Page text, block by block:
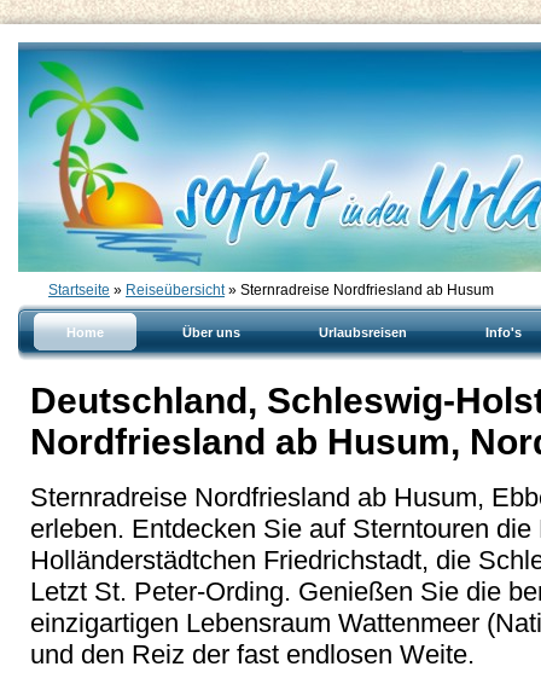
Startseite » Reiseübersicht» Sternradreise Nordfriesland ab Husum
Home Über uns Urlaubsreisen Info's
Deutschland, Schleswig-
Nordfriesland ab Husum,
Sternradreise Nordfriesland ab Husum,
erleben. Entdecken Sie auf Sterntouren
Holländerstädtchen Friedrichstadt, die
Letzt St. Peter-Ording. Genießen Sie die
einzigartigen Lebensraum Wattenmeer
und den Reiz der fast endlosen Weite.